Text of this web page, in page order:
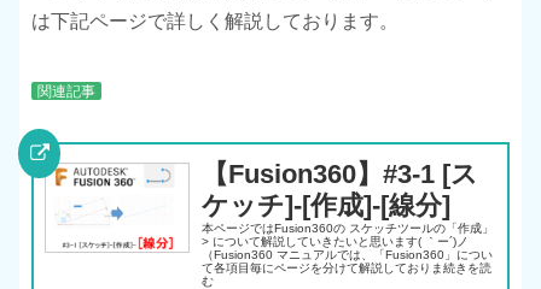
は下記ページで詳しく解説しております。
関連記事
【Fusion360】#3-1 [ス
ケッチ]-[作成]-[線分]
本ページではFusion360の スケッチツールの「作成」
> について解説していきたいと思います( ｀ー´)ノ
（Fusion360 マニュアルでは、「Fusion360」につい
て各項目毎にページを分けて解説しておりま続きを読
む